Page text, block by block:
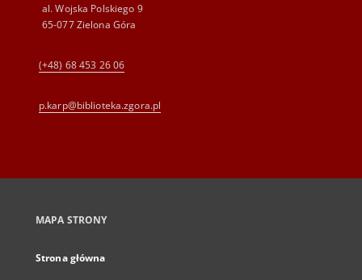
al. Wojska Polskiego 9
65-077 Zielona Góra
(+48) 68 453 26 06
p.karp@biblioteka.zgora.pl
MAPA STRONY
Strona główna